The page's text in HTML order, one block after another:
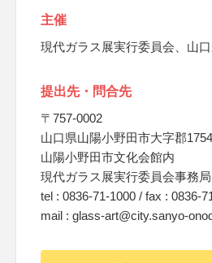
主催
現代ガラス展実行委員会、山
提出先・問合先
〒757-0002
山口県山陽小野田市大字郡
山陽小野田市文化会館内
現代ガラス展実行委員会事務
tel : 0836-71-1000 / fax : 0836-
mail : glass-art@city.sanyo-